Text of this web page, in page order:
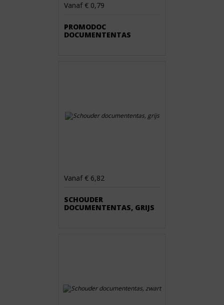
Vanaf € 0,79
PROMODOC
DOCUMENTENTAS
Vanaf € 6,82
SCHOUDER
DOCUMENTENTAS, GRIJS